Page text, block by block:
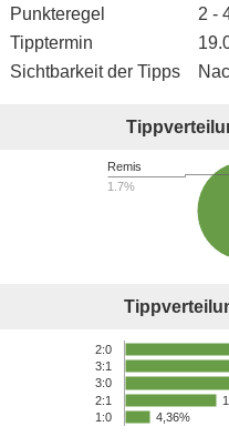
Punkteregel
2 -
Tipptermin
Sichtbarkeit der Tipps
Remis
1.7%
2:0
3:1
3:0
2:1
1:0
4,36%